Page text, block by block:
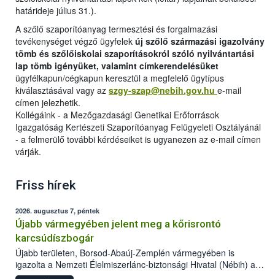
határideje július 31.).
A szőlő szaporítóanyag termesztési és forgalmazási
tevékenységet végző ügyfelek új szőlő származási igazolvány
tömb és szőlőiskolai szaporításokról szóló nyilvántartási
lap tömb igényüket, valamint címkerendelésüket
ügyfélkapun/cégkapun keresztül a megfelelő ügytípus
kiválasztásával vagy az szgy-szap@nebih.gov.hu e-mail
címen jelezhetik.
Kollégáink - a Mezőgazdasági Genetikai Erőforrások
Igazgatóság Kertészeti Szaporítóanyag Felügyeleti Osztályánál
- a felmerülő további kérdéseiket is ugyanezen az e-mail címen
várják.
Friss hírek
2026. augusztus 7, péntek
Újabb vármegyében jelent meg a kőrisrontó
karcsúdíszbogár
Újabb területen, Borsod-Abaúj-Zemplén vármegyében is
igazolta a Nemzeti Élelmiszerlánc-biztonsági Hivatal (Nébih) a
kőrisrontó karcsúdíszbogár (Agrilus planipennis) jelenlétét. A